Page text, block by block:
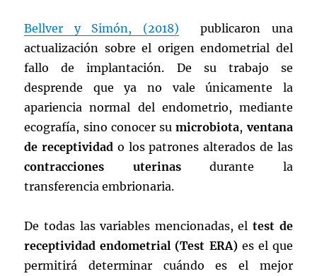
Bellver y Simón, (2018) publicaron una
actualización sobre el origen endometrial del
fallo de implantación. De su trabajo se
desprende que ya no vale únicamente la
apariencia normal del endometrio, mediante
ecografía, sino conocer sumicrobiota,ventana
de receptividad o los patrones alterados de las
contracciones uterinasdurante la
transferencia embrionaria.
De todas las variables mencionadas, el test de
receptividad endometrial (Test ERA)es el que
permitirá determinar cuándo es el mejor